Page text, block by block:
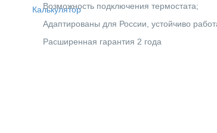
Калькулятор
Возможность подключения термостата;
Адаптированы для России, устойчиво
Расширенная гарантия 2 года